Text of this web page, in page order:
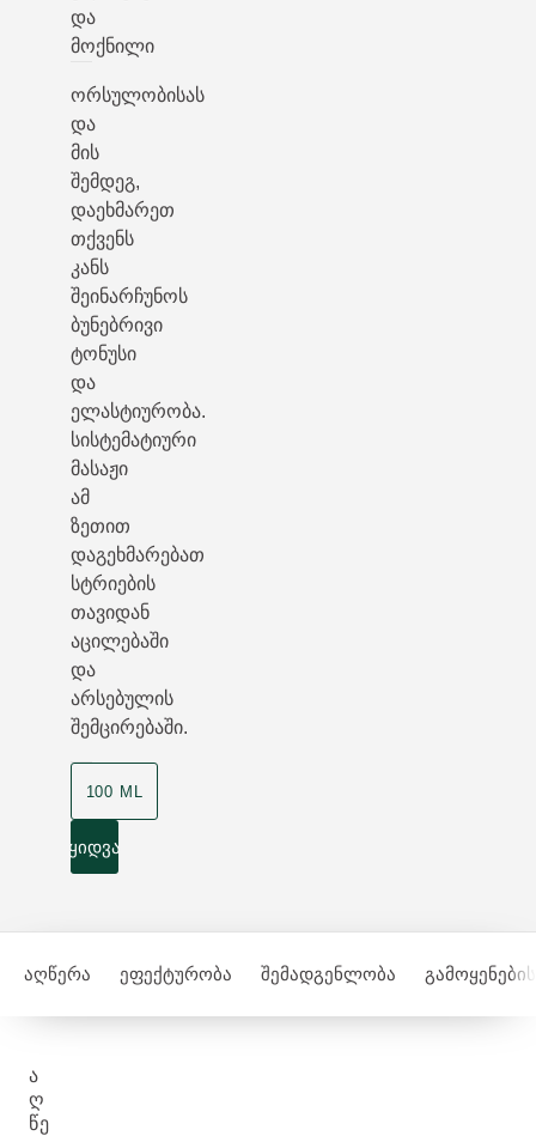
და
მოქნილი
ორსულობისას
და
მის
შემდეგ,
დაეხმარეთ
თქვენს
კანს
შეინარჩუნოს
ბუნებრივი
ტონუსი
და
ელასტიურობა.
სისტემატიური
მასაჟი
ამ
ზეთით
დაგეხმარებათ
სტრიების
თავიდან
აცილებაში
და
არსებულის
შემცირებაში.
100 ML
ყიდვა
აღწერა ეფექტურობა შემადგენლობა
Ა
Ღ
ᲬᲔ